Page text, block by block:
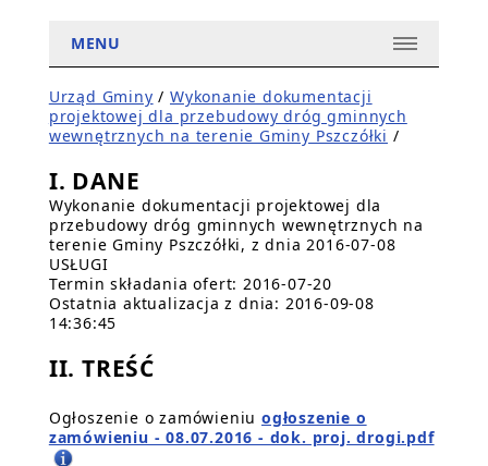
MENU
Urząd Gminy /Wykonanie dokumentacji
projektowej dla przebudowy dróg gminnych
wewnętrznych na terenie Gminy Pszczółki /
I. DANE
Wykonanie dokumentacji projektowej dla
przebudowy dróg gminnych wewnętrznych na
terenie Gminy Pszczółki, z dnia 2016-07-08
USŁUGI
Termin składania ofert: 2016-07-20
Ostatnia aktualizacja z dnia: 2016-09-08
14:36:45
II. TREŚĆ
Ogłoszenie o zamówieniu ogłoszenie o
zamówieniu - 08.07.2016 - dok. proj. drogi.pdf